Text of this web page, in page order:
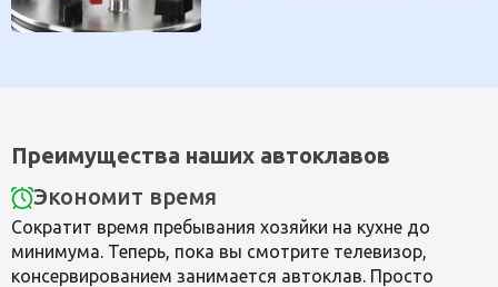
Преимущества наших автоклавов
Экономит время
Сократит время пребывания хозяйки на кухне до
минимума. Теперь, пока вы смотрите телевизор,
консервированием занимается автоклав. Просто